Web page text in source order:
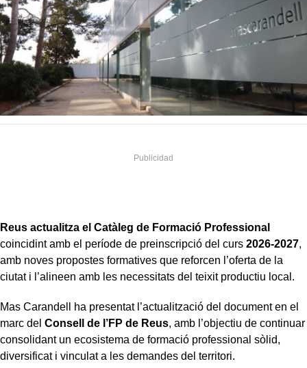
Reus actualitza el Catàleg de Formació Professional
coincidint amb el període de preinscripció del curs 2026-2027,
amb noves propostes formatives que reforcen l’oferta de la
ciutat i l’alineen amb les necessitats del teixit productiu local.
Mas Carandell ha presentat l’actualització del document en el
marc del Consell de l’FP de Reus, amb l’objectiu de continuar
consolidant un ecosistema de formació professional sòlid,
diversificat i vinculat a les demandes del territori.